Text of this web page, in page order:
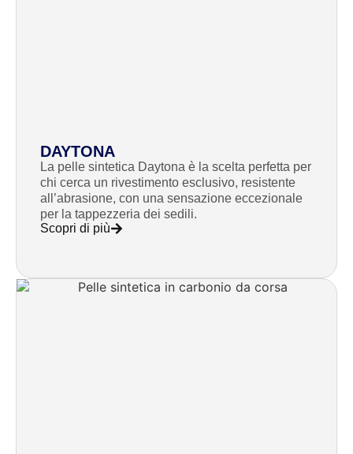
DAYTONA
La pelle sintetica Daytona è la scelta perfetta per
chi cerca un rivestimento esclusivo, resistente
all’abrasione, con una sensazione eccezionale
per la tappezzeria dei sedili.
Scopri di più